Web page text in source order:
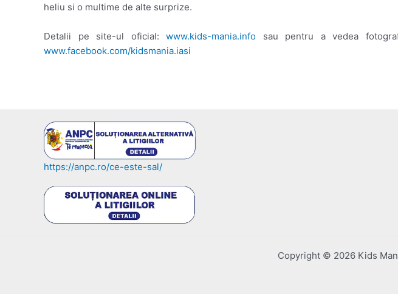
heliu si o multime de alte surprize.
Detalii pe site-ul oficial:www.kids-mania.info sau pentru a vedea
www.facebook.com/kidsmania.iasi
https://anpc.ro/ce-este-sal/
Copyright © 2026 Kids